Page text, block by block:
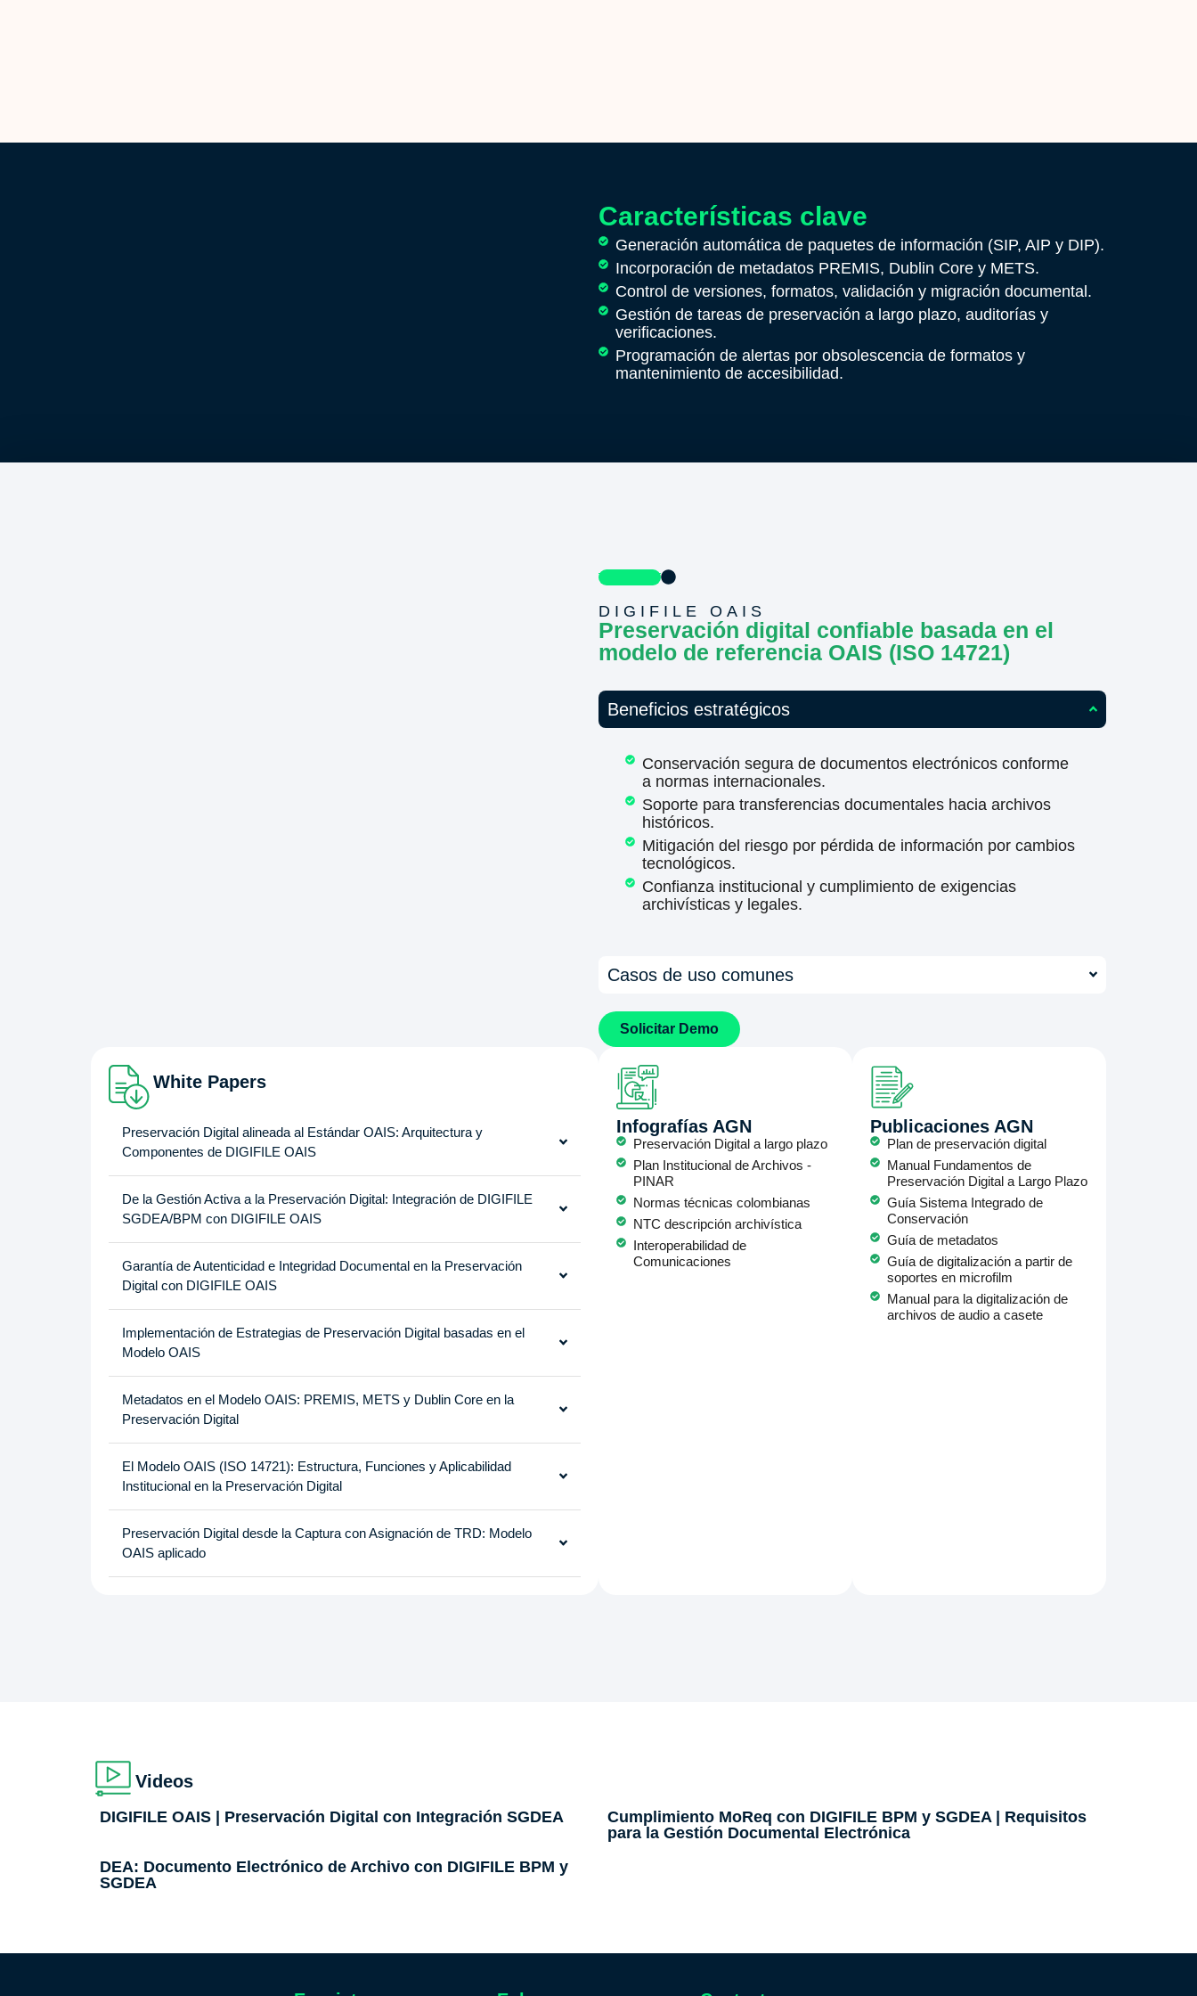
Características clave
Generación automática de paquetes de información (SIP, AIP y DIP).
Incorporación de metadatos PREMIS, Dublin Core y METS.
Control de versiones, formatos, validación y migración documental.
Gestión de tareas de preservación a largo plazo, auditorías y
verificaciones.
Programación de alertas por obsolescencia de formatos y
mantenimiento de accesibilidad.
DIGIFILE OAIS
Preservación digital confiable basada en el
modelo de referencia OAIS (ISO 14721)
Beneficios estratégicos
Conservación segura de documentos electrónicos conforme
a normas internacionales.
Soporte para transferencias documentales hacia archivos
históricos.
Mitigación del riesgo por pérdida de información por cambios
tecnológicos.
Confianza institucional y cumplimiento de exigencias
archivísticas y legales.
Casos de uso comunes
Solicitar Demo
White Papers
Preservación Digital alineada al Estándar OAIS: Arquitectura y
Componentes de DIGIFILE OAIS
De la Gestión Activa a la Preservación Digital: Integración de DIGIFILE
SGDEA/BPM con DIGIFILE OAIS
Garantía de Autenticidad e Integridad Documental en la Preservación
Digital con DIGIFILE OAIS
Implementación de Estrategias de Preservación Digital basadas en el
Modelo OAIS
Metadatos en el Modelo OAIS: PREMIS, METS y Dublin Core en la
Preservación Digital
El Modelo OAIS (ISO 14721): Estructura, Funciones y Aplicabilidad
Institucional en la Preservación Digital
Preservación Digital desde la Captura con Asignación de TRD: Modelo
OAIS aplicado
Infografías AGN
Preservación Digital a largo plazo
Plan Institucional de Archivos -
PINAR
Normas técnicas colombianas
NTC descripción archivística
Interoperabilidad de
Comunicaciones
Publicaciones AGN
Plan de preservación digital
Manual Fundamentos de
Preservación Digital a Largo Plazo
Guía Sistema Integrado de
Conservación
Guía de metadatos
Guía de digitalización a partir de
soportes en microfilm
Manual para la digitalización de
archivos de audio a casete
Videos
DIGIFILE OAIS | Preservación Digital con Integración SGDEA
Cumplimiento MoReq con DIGIFILE BPM y SGDEA | Requisitos
para la Gestión Documental Electrónica
DEA: Documento Electrónico de Archivo con DIGIFILE BPM y
SGDEA